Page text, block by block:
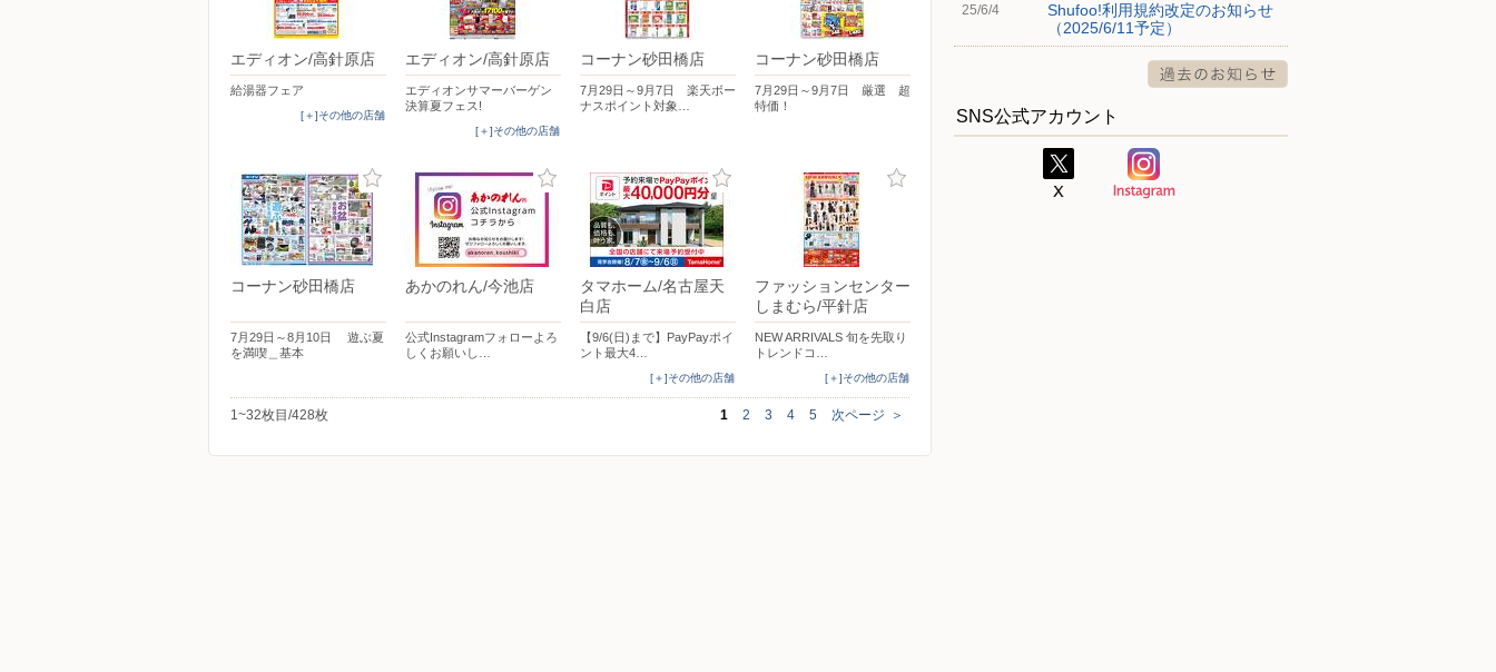
エディオン/高針原店
給湯器フェア
[＋]その他の店舗
エディオン/高針原店
エディオンサマーバーゲン
決算夏フェス!
[＋]その他の店舗
コーナン砂田橋店
7月29日～9月7日 楽天ボー
ナスポイント対象…
コーナン砂田橋店
7月29日～9月7日 厳選 超
特価！
コーナン砂田橋店
7月29日～8月10日 遊ぶ夏
を満喫＿基本
あかのれん/今池店
公式Instagramフォローよろ
しくお願いし…
タマホーム/名古屋天
白店
【9/6(日)まで】PayPayポイ
ント最大4…
[＋]その他の店舗
ファッションセンター
しまむら/平針店
NEW ARRIVALS 旬を先取り
トレンドコ…
[＋]その他の店舗
1~32枚目/428枚 1 2 3 4 5 次ページ ＞
25/6/4
Shufoo!利用規約改定のお知らせ
（2025/6/11予定）
SNS公式アカウント